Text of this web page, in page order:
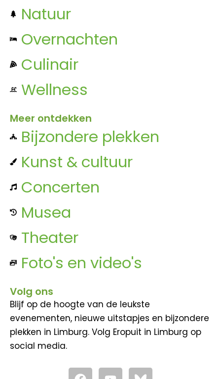
Natuur
Overnachten
Culinair
Wellness
Meer ontdekken
Bijzondere plekken
Kunst & cultuur
Concerten
Musea
Theater
Foto's en video's
Volg ons
Blijf op de hoogte van de leukste
evenementen, nieuwe uitstapjes en bijzondere
plekken in Limburg. Volg Eropuit in Limburg op
social media.
F Y